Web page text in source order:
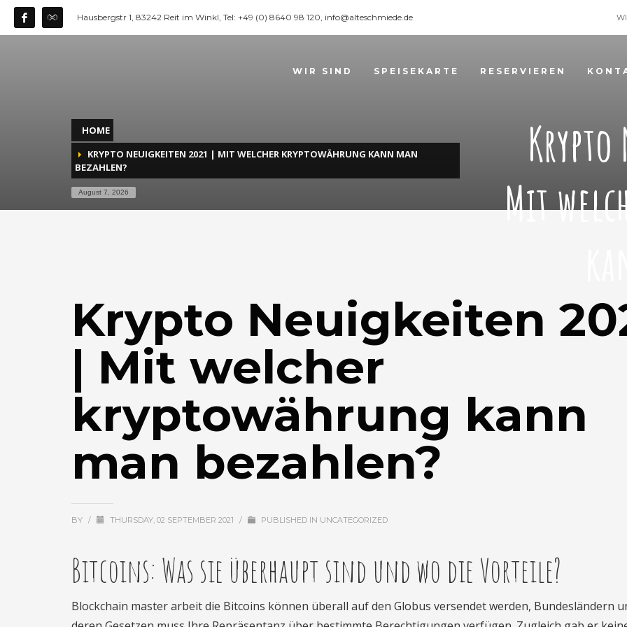
Hausbergstr 1, 83242 Reit im Winkl, Tel: +49 (0) 8640 98 120, info@alteschmiede.de
WIR SIND SPEISEKARTE RESERVIEREN
HOME
KRYPTO NEUIGKEITEN 2021 | MIT WELCHER KRYPTOWÄHRUNG KANN MAN
BEZAHLEN?
August 7, 2026
Mit
Krypto Neuigkeiten
| Mit welcher
kryptowährung kann
man bezahlen?
BY / THURSDAY, 02 SEPTEMBER 2021 / PUBLISHED IN UNCATEGORIZED
Bitcoins: Was sie überhaupt sind und wo die Vorteile?
Blockchain master arbeit die Bitcoins können überall auf den Globus versendet werden, Bundesländern